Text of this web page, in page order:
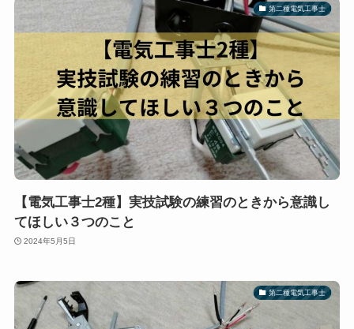
第二種電気工事士
【電気工事士2種】実技試験の練習のときから意識し
てほしい３つのこと
2024年5月5日
第二種電気工事士